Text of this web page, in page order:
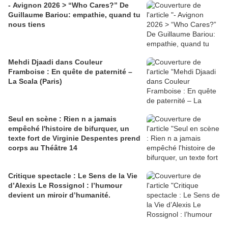
- Avignon 2026 > “Who Cares?” De
Guillaume Bariou: empathie, quand tu
nous tiens
Mehdi Djaadi dans Couleur
Framboise : En quête de paternité –
La Scala (Paris)
Seul en scène : Rien n a jamais
empêché l'histoire de bifurquer, un
texte fort de Virginie Despentes prend
corps au Théâtre 14
Critique spectacle : Le Sens de la Vie
d’Alexis Le Rossignol : l’humour
devient un miroir d’humanité.